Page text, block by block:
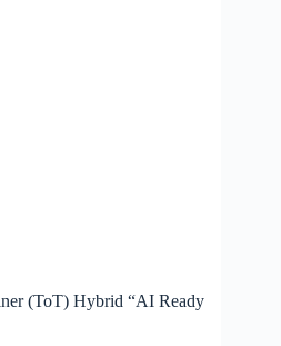
(ToT) Hybrid “AI Ready